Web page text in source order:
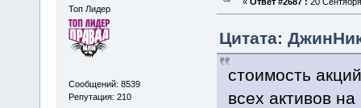
Топ Лидер
Сообщений: 8539
Репутация: 210
Цитата:
стоимость
всех активов